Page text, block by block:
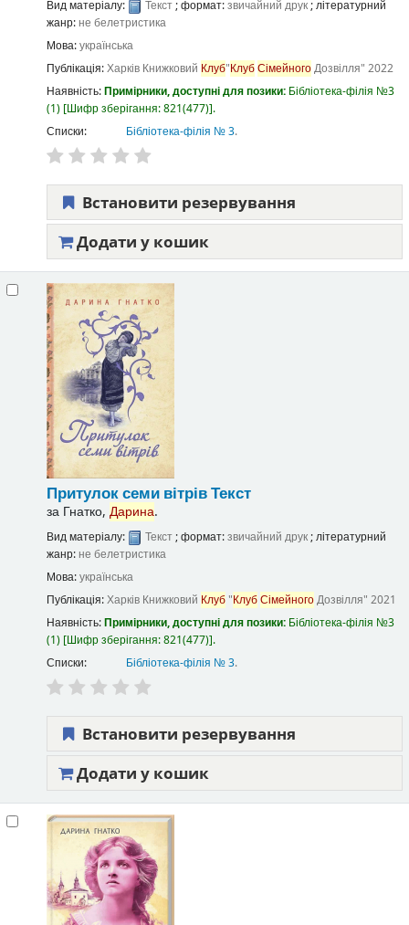
Вид матеріалу: Текст; формат:звичайний друк; літературний
жанр:не белетристика
Мова:українська
Публікація:Харків Книжковий Клуб"КлубСімейногоДозвілля" 2022
Наявність:Примірники, доступні для позики: Бібліотека-філія №3
(1) Шифр зберігання:821(477) .
Списки:
Бібліотека-філія № 3.
Встановити резервування
Додати у кошик
Притулок семи вітрівТекст
за Гнатко, Дарина.
Вид матеріалу: Текст; формат:звичайний друк; літературний
жанр: не белетристика
Мова:українська
Публікація:Харків Книжковий Клуб"КлубСімейногоДозвілля" 2021
Наявність:Примірники, доступні для позики: Бібліотека-філія №3
(1) Шифр зберігання:821(477) .
Списки:
Бібліотека-філія № 3.
Встановити резервування
Додати у кошик